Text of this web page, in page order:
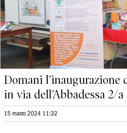
Domani l’inaugurazione
in via dell’Abbadessa 2/a
15 marzo 2024 11:32